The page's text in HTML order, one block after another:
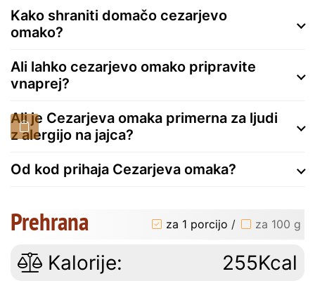
Kako shraniti domačo cezarjevo
omako?
Ali lahko cezarjevo omako pripravite
vnaprej?
Ali je Cezarjeva omaka primerna za ljudi
z alergijo na jajca?
Od kod prihaja Cezarjeva omaka?
Prehrana za 1 porcijo / za 100 g
Kalorije: 255Kcal